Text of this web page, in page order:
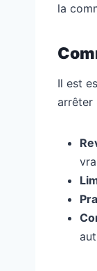
la
Il est
arrêter